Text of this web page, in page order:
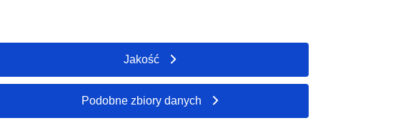
Jakość
Podobne zbiory danych